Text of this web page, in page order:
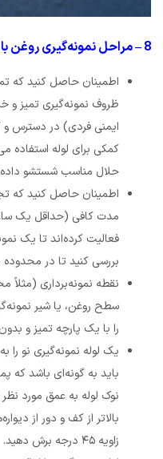
8 – مراحل نمونه‌گیری روغن با پمپ خلاء
اطمینان حاصل کنید که
ظروف نمونه‌گیری تمیز
ایمنی فردی) در دسترس و
کمکی برای لوله استفاده
حلال مناسب شستشو
اطمینان حاصل کنید که
مدت کافی (حداقل یک
فعالیت کرده‌اند تا یک
بررسی کنید تا در
نقطه نمونه‌برداری (مثلاً
سطح روغن، یا شیر
را با یک پارچه تمیز و
یک لوله نمونه‌گیری نو را
باید به گونه‌ای باشد که
بالاتر از کف و دور از
زاویه ۴۵ درجه برش دهید.